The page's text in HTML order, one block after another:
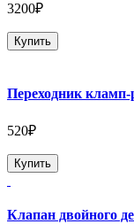
3200₽
Купить
Переходник
520₽
Купить
Клапан двойного